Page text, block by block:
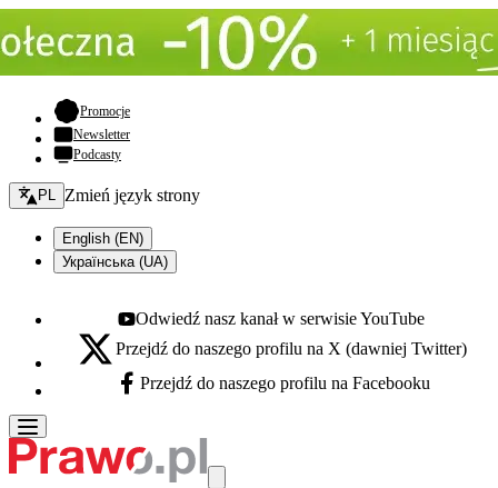
Promocje- otwiera się w nowej karcie
Newsletter
Podcasty
Zmień język - bieżący:
PL Zmień język strony
English (EN)
Українська (UA)
Youtube - otwiera się w nowej karcie
Odwiedź nasz kanał w serwisie YouTube
X - otwiera się w nowej karcie
Przejdź do naszego profilu na X (dawniej Twitter)
Facebook - otwiera się w nowej karcie
Przejdź do naszego profilu na Facebooku